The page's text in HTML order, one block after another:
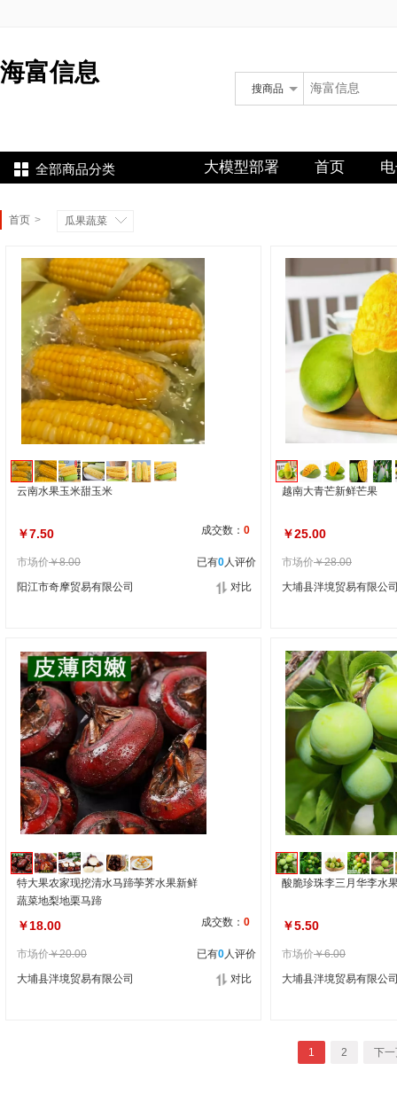
海富信息
搜商品
全部商品分类 大模型部署 首页
首页 > 瓜果蔬菜
云南水果玉米甜玉米
￥7.50 成交数： 0
市场价￥8.00 已有0人评价
阳江市奇摩贸易有限公司
对比
越南大青芒新鲜芒果
￥25.00
市场价￥28.00
大埔县泮境贸易有限公
特大果农家现挖清水马蹄荸荠水果新鲜
蔬菜地梨地栗马蹄
￥18.00 成交数： 0
市场价￥20.00 已有0人评价
大埔县泮境贸易有限公司
对比
酸脆珍珠李三月华李水
￥5.50
市场价￥6.00
大埔县泮境贸易有限公
1 2 下